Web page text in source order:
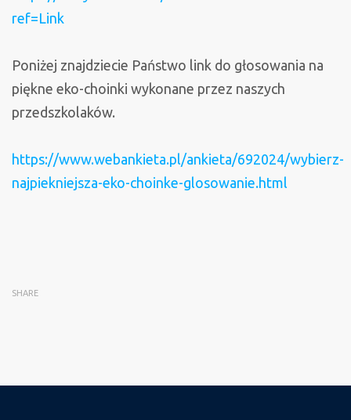
ref=Link
Poniżej znajdziecie Państwo link do głosowania na
piękne eko-choinki wykonane przez naszych
przedszkolaków.
https://www.webankieta.pl/ankieta/692024/wybierz-
najpiekniejsza-eko-choinke-glosowanie.html
SHARE